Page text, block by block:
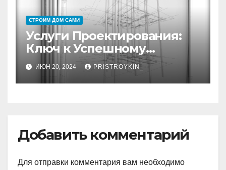
СТРОИМ ДОМ САМИ
Услуги Проектирования:
Ключ к Успешному
Реализации Ваших Идей
ИЮН 20, 2024 PRISTROYKIN_
Добавить комментарий
Для отправки комментария вам необходимо